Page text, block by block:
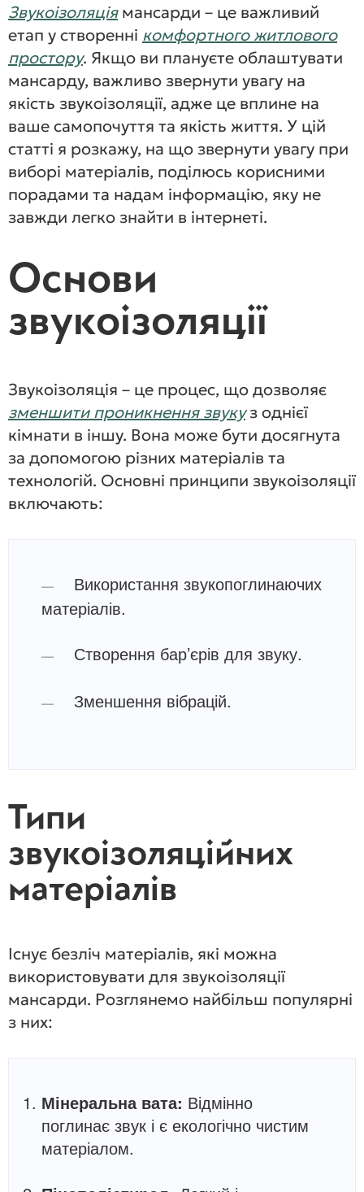
Звукоізоляціямансарди – це важливий
етап у створенні комфортного житлового
простору. Якщо ви плануєте облаштувати
мансарду, важливо звернути увагу на
якість звукоізоляції, адже це вплине на
ваше самопочуття та якість життя. У цій
статті я розкажу, на що звернути увагу при
виборі матеріалів, поділюсь корисними
порадами та надам інформацію, яку не
завжди легко знайти в інтернеті.
Основи
звукоізоляції
Звукоізоляція – це процес, що дозволяє
зменшити проникнення звукуз однієї
кімнати в іншу. Вона може бути досягнута
за допомогою різних матеріалів та
технологій. Основні принципи звукоізоляції
включають:
Використання звукопоглинаючих
матеріалів.
Створення бар’єрів для звуку.
Зменшення вібрацій.
Типи
звукоізоляційних
матеріалів
Існує безліч матеріалів, які можна
використовувати для звукоізоляції
мансарди. Розглянемо найбільш популярні
з них:
Мінеральна вата: Відмінно
поглинає звук і є екологічно чистим
матеріалом.